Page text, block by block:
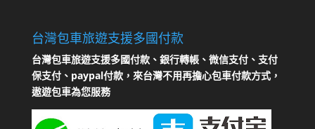
台灣包車旅遊支援多國付款
台灣包車旅遊支援多國付款、銀行轉帳、微信支付、支付
保支付、paypal付款，來台灣不用再擔心包車付款方式，
遨遊包車為您服務